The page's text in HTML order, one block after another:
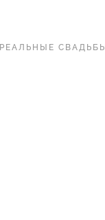
РЕАЛЬНЫЕ СВАДЬБЫ